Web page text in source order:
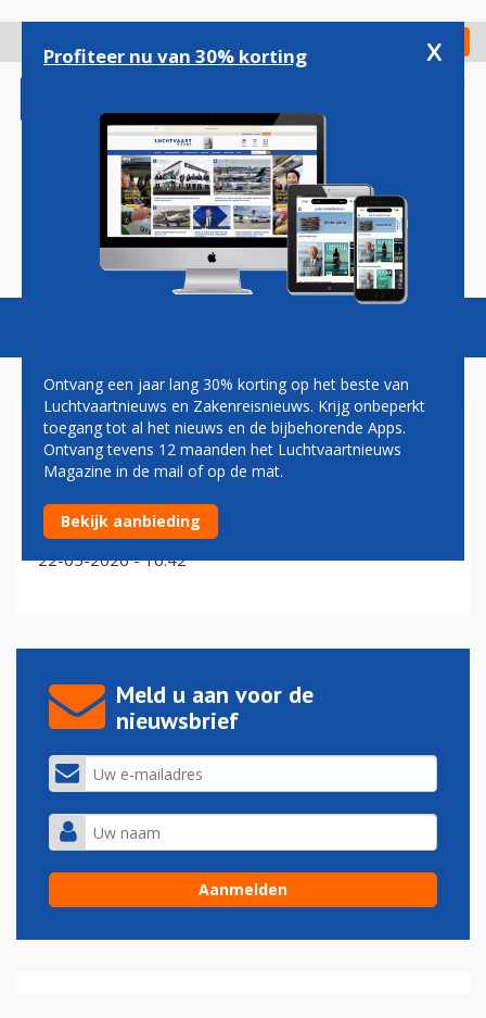
gaan
Check in
Magazine Podcasts Vacatures
ZESTIEN
KLM verwelkomt zestiende Airbus A321neo op
Schiphol
22-05-2026 - 16:42
Meld u aan voor de
nieuwsbrief
Profiteer nu van 30% korting x
Ontvang een jaar lang 30% korting op het beste van
Luchtvaartnieuws en Zakenreisnieuws. Krijg onbeperkt
toegang tot al het nieuws en de bijbehorende Apps.
Ontvang tevens 12 maanden het Luchtvaartnieuws
Magazine in de mail of op de mat.
Bekijk aanbieding